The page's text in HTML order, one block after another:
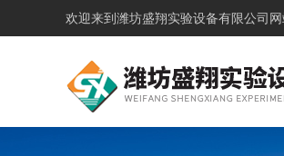
欢迎来到 潍坊盛翔实验设备有限公司